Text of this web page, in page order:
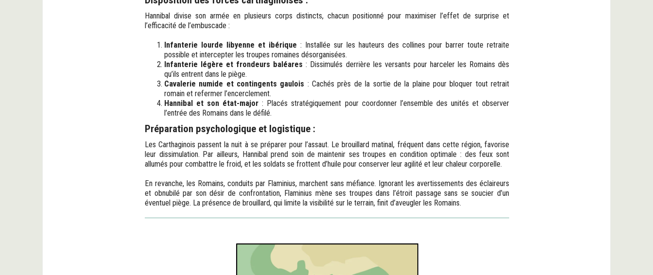
Hannibal divise son armée en plusieurs corps distincts, chacun positionné pour maximiser l’effet de surprise et
l’efficacité de l’embuscade :
Infanterie lourde libyenne et ibérique : Installée sur les hauteurs des collines pour barrer toute retraite
possible et intercepter les troupes romaines désorganisées.
Infanterie légère et frondeurs baléares : Dissimulés derrière les versants pour harceler les Romains dès
qu’ils entrent dans le piège.
Cavalerie numide et contingents gaulois : Cachés près de la sortie de la plaine pour bloquer tout retrait
romain et refermer l’encerclement.
Hannibal et son état-major : Placés stratégiquement pour coordonner l’ensemble des unités et observer
l’entrée des Romains dans le défilé.
Préparation psychologique et logistique :
Les Carthaginois passent la nuit à se préparer pour l’assaut. Le brouillard matinal, fréquent dans cette région, favorise
leur dissimulation. Par ailleurs, Hannibal prend soin de maintenir ses troupes en condition optimale : des feux sont
allumés pour combattre le froid, et les soldats se frottent d’huile pour conserver leur agilité et leur chaleur corporelle.
En revanche, les Romains, conduits par Flaminius, marchent sans méfiance. Ignorant les avertissements des éclaireurs
et obnubilé par son désir de confrontation, Flaminius mène ses troupes dans l’étroit passage sans se soucier d’un
éventuel piège. La présence de brouillard, qui limite la visibilité sur le terrain, finit d’aveugler les Romains.